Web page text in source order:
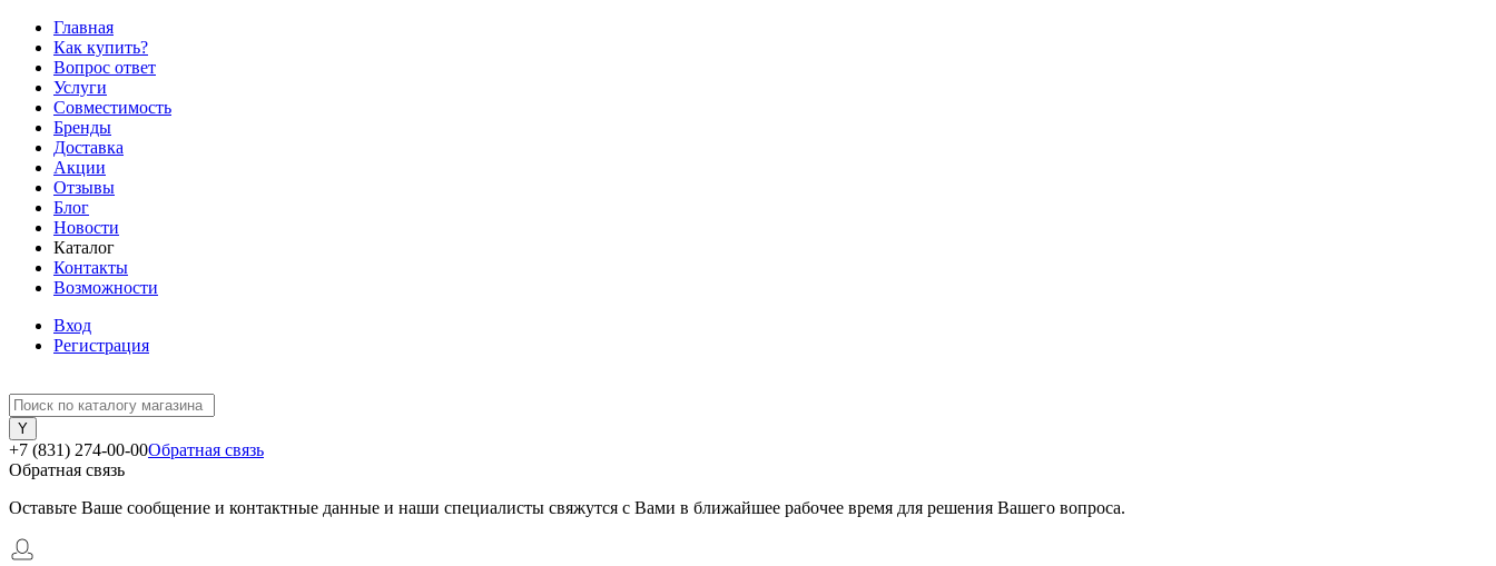
Главная
Как купить?
Вопрос ответ
Услуги
Совместимость
Бренды
Доставка
Акции
Отзывы
Блог
Новости
Каталог
Контакты
Возможности
Вход
Регистрация
+7 (831) 274-00-00Обратная связь
Обратная связь
Оставьте Ваше сообщение и контактные данные и наши специалисты свяжутся с Вами в ближайшее рабочее время для решения Вашего вопроса.